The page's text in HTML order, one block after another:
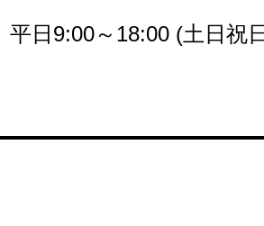
平日9:00～18:00 (土日祝